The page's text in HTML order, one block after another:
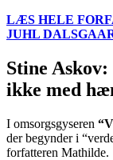
LÆS HELE
JUHL
Stine
ikke med
I omsorgsgyseren
der begynder i
forfatteren Mathilde.